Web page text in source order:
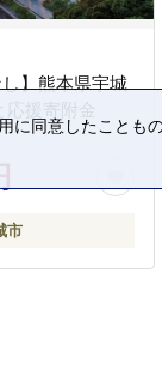
し】熊本県宇城
応援寄附金
市
同意したこともの